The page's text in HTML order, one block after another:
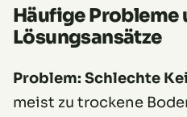
Häufige Probleme
Lösungsansätze
Problem: Schlechte
meist zu trockene